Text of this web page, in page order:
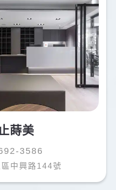
蒔美
3586
中興路144號